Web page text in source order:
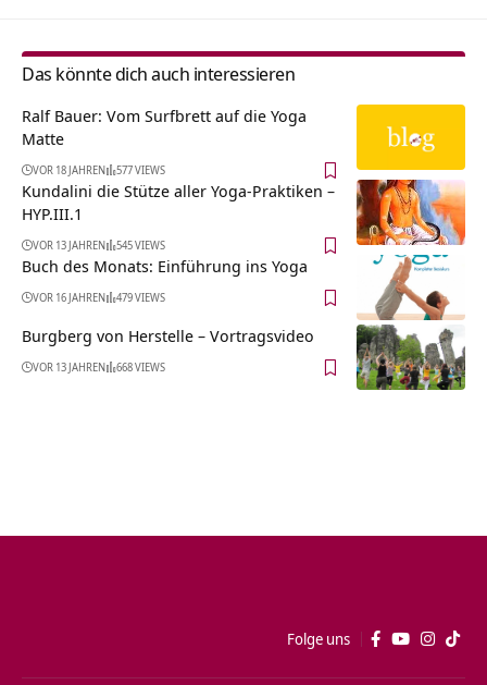
Das könnte dich auch interessieren
Ralf Bauer: Vom Surfbrett auf die Yoga
Matte
VOR 18 JAHREN 577 VIEWS
Kundalini die Stütze aller Yoga-Praktiken –
HYP.III.1
VOR 13 JAHREN 545 VIEWS
Buch des Monats: Einführung ins Yoga
VOR 16 JAHREN 479 VIEWS
Burgberg von Herstelle‏‎ – Vortragsvideo
VOR 13 JAHREN 668 VIEWS
Folge uns